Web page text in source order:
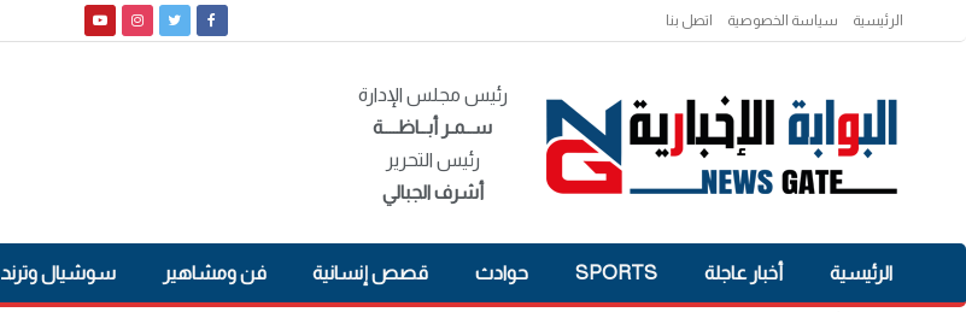
الرئيسية سياسة الخصوصية اتصل بنا
رئيس مجلس الإدارة
ســمـر أبــاظــــة
رئيس التحرير
أشرف الجبالي
الرئيسية أخبار عاجلة SPORTS حوادث قصص إنسانية فن ومشاهير سوشيال وترند